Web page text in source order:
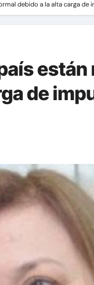
debido a la alta carga de
de